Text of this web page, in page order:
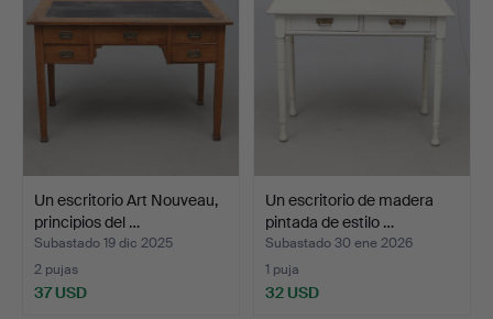
Un escritorio Art Nouveau,
principios del …
Subastado 19 dic 2025
2 pujas
37 USD
Un escritorio de madera
pintada de estilo …
Subastado 30 ene 2026
1 puja
32 USD